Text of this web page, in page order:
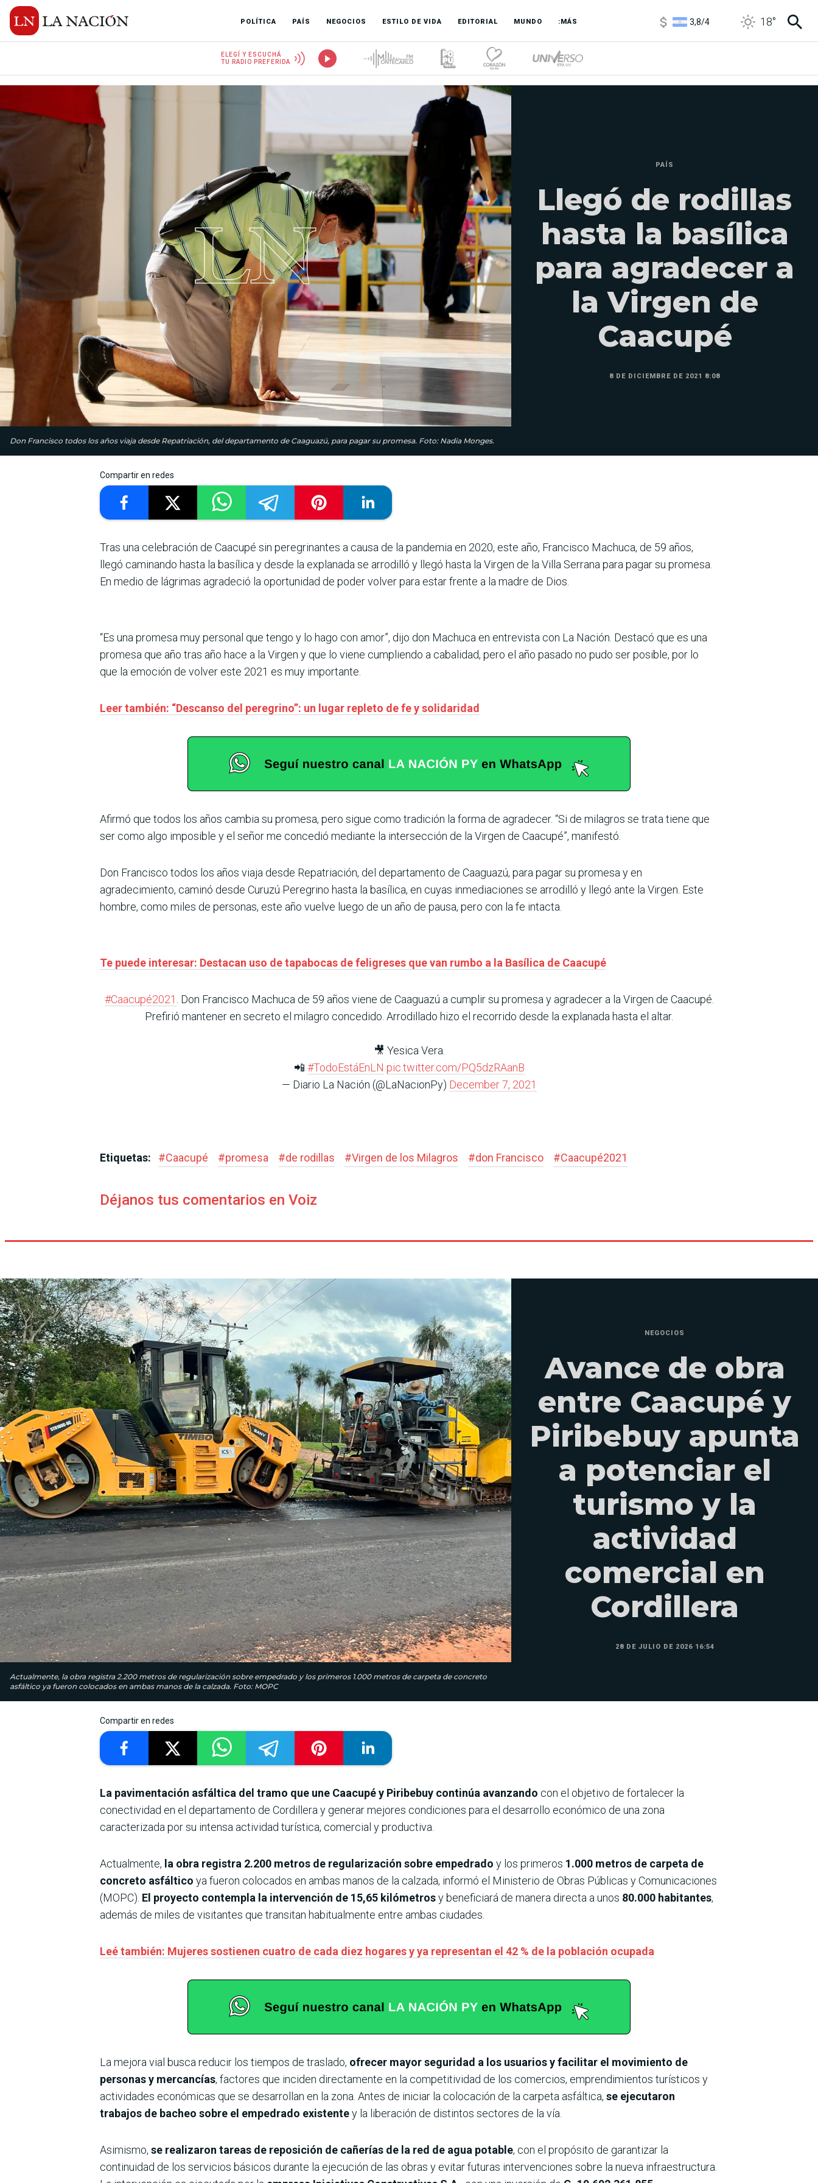
POLÍTICA PAÍS NEGOCIOS ESTILO DE VIDA EDITORIAL MUNDO :MÁS
6850
5900/5960
18°
ELEGÍ Y ESCUCHÁ
TU RADIO PREFERIDA
Don Francisco todos los años viaja desde Repatriación, del departamento de Caaguazú, para pagar su promesa. Foto: Nadia Monges.
PAÍS
Llegó de rodillas
hasta la basílica
para agradecer a
la Virgen de
Caacupé
8 DE DICIEMBRE DE 2021 8:08
Compartir en redes
Tras una celebración de Caacupé sin peregrinantes a causa de la pandemia en 2020, este año, Francisco Machuca, de 59 años,
llegó caminando hasta la basílica y desde la explanada se arrodilló y llegó hasta la Virgen de la Villa Serrana para pagar su promesa.
En medio de lágrimas agradeció la oportunidad de poder volver para estar frente a la madre de Dios.
“Es una promesa muy personal que tengo y lo hago con amor”, dijo don Machuca en entrevista con La Nación. Destacó que es una
promesa que año tras año hace a la Virgen y que lo viene cumpliendo a cabalidad, pero el año pasado no pudo ser posible, por lo
que la emoción de volver este 2021 es muy importante.
Leer también: “Descanso del peregrino”: un lugar repleto de fe y solidaridad
Afirmó que todos los años cambia su promesa, pero sigue como tradición la forma de agradecer. “Si de milagros se trata tiene que
ser como algo imposible y el señor me concedió mediante la intersección de la Virgen de Caacupé”, manifestó.
Don Francisco todos los años viaja desde Repatriación, del departamento de Caaguazú, para pagar su promesa y en
agradecimiento, caminó desde Curuzú Peregrino hasta la basílica, en cuyas inmediaciones se arrodilló y llegó ante la Virgen. Este
hombre, como miles de personas, este año vuelve luego de un año de pausa, pero con la fe intacta.
Te puede interesar: Destacan uso de tapabocas de feligreses que van rumbo a la Basílica de Caacupé
#Caacupé2021 . Don Francisco Machuca de 59 años viene de Caaguazú a cumplir su promesa y agradecer a la Virgen de Caacupé.
Prefirió mantener en secreto el milagro concedido. Arrodillado hizo el recorrido desde la explanada hasta el altar.
🎥 Yesica Vera.
📲 #TodoEstáEnLN pic.twitter.com/PQ5dzRAanB
— Diario La Nación (@LaNacionPy) December 7, 2021
Etiquetas: #Caacupé #promesa #de rodillas #Virgen de los Milagros #don Francisco #Caacupé2021
Déjanos tus comentarios en Voiz
Actualmente, la obra registra 2.200 metros de regularización sobre empedrado y los primeros 1.000 metros de carpeta de concreto
asfáltico ya fueron colocados en ambas manos de la calzada. Foto: MOPC
NEGOCIOS
Avance de obra
entre Caacupé y
Piribebuy apunta
a potenciar el
turismo y la
actividad
comercial en
Cordillera
28 DE JULIO DE 2026 16:54
Compartir en redes
La pavimentación asfáltica del tramo que une Caacupé y Piribebuy continúa avanzando con el objetivo de fortalecer la
conectividad en el departamento de Cordillera y generar mejores condiciones para el desarrollo económico de una zona
caracterizada por su intensa actividad turística, comercial y productiva.
Actualmente, la obra registra 2.200 metros de regularización sobre empedrado y los primeros 1.000 metros de carpeta de
concreto asfáltico ya fueron colocados en ambas manos de la calzada, informó el Ministerio de Obras Públicas y Comunicaciones
(MOPC). El proyecto contempla la intervención de 15,65 kilómetrosy beneficiará de manera directa a unos 80.000 habitantes,
además de miles de visitantes que transitan habitualmente entre ambas ciudades.
Leé también: Mujeres sostienen cuatro de cada diez hogares y ya representan el 42 % de la población ocupada
La mejora vial busca reducir los tiempos de traslado, ofrecer mayor seguridad a los usuarios y facilitar el movimiento de
personas y mercancías, factores que inciden directamente en la competitividad de los comercios, emprendimientos turísticos y
actividades económicas que se desarrollan en la zona. Antes de iniciar la colocación de la carpeta asfáltica, se ejecutaron
trabajos de bacheo sobre el empedrado existentey la liberación de distintos sectores de la vía.
Asimismo, se realizaron tareas de reposición de cañerías de la red de agua potable, con el propósito de garantizar la
continuidad de los servicios básicos durante la ejecución de las obras y evitar futuras intervenciones sobre la nueva infraestructura.